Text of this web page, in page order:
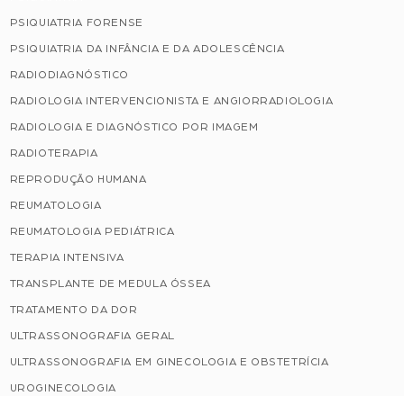
PSIQUIATRIA FORENSE
PSIQUIATRIA DA INFÂNCIA E DA ADOLESCÊNCIA
RADIODIAGNÓSTICO
RADIOLOGIA INTERVENCIONISTA E ANGIORRADIOLOGIA
RADIOLOGIA E DIAGNÓSTICO POR IMAGEM
RADIOTERAPIA
REPRODUÇÃO HUMANA
REUMATOLOGIA
REUMATOLOGIA PEDIÁTRICA
TERAPIA INTENSIVA
TRANSPLANTE DE MEDULA ÓSSEA
TRATAMENTO DA DOR
ULTRASSONOGRAFIA GERAL
ULTRASSONOGRAFIA EM GINECOLOGIA E OBSTETRÍCIA
UROGINECOLOGIA